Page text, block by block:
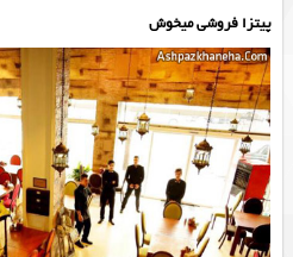
پیتزا فروشی میخوش